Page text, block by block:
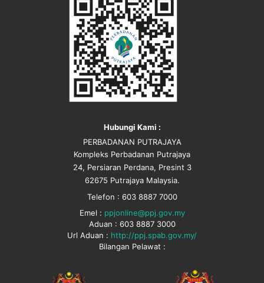
Hubungi Kami :
PERBADANAN PUTRAJAYA
Kompleks Perbadanan Putrajaya
24, Persiaran Perdana, Presint 3
62675 Putrajaya Malaysia.
Telefon : 603 8887 7000
Emel : ppjonline@ppj.gov.my
Aduan : 603 8887 3000
Url Aduan : http://ppj.spab.gov.my/
Bilangan Pelawat :